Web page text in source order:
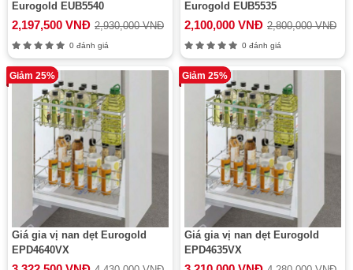
Eurogold EUB5540
2,197,500 VNĐ 2,930,000 VNĐ
0 đánh giá
Eurogold EUB5535
2,100,000 VNĐ 2,800,000 VNĐ
0 đánh giá
Giảm 25%
Giá gia vị nan dẹt Eurogold
EPD4640VX
Giảm 25%
Giá gia vị nan dẹt Eurogold
EPD4635VX